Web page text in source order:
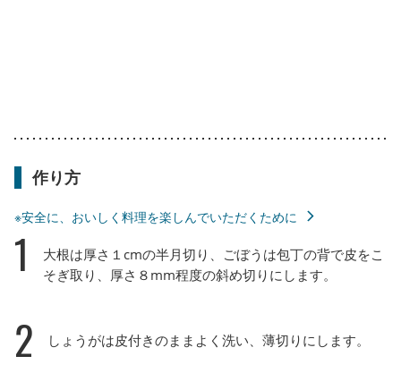
作り方
※安全に、おいしく料理を楽しんでいただくために
1
大根は厚さ１cmの半月切り、ごぼうは包丁の背で皮をこ
そぎ取り、厚さ８mm程度の斜め切りにします。
2 しょうがは皮付きのままよく洗い、薄切りにします。